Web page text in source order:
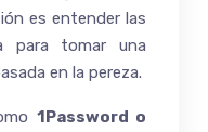
es entender las
para tomar una
en la pereza.
1Password o